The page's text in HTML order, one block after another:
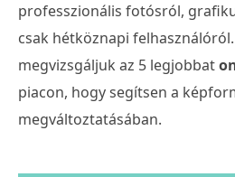
professzionális fotósról,
csak hétköznapi
megvizsgáljuk az 5 legjobbat
piacon, hogy segítsen a
megváltoztatásában.